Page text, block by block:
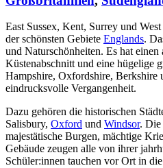
East Sussex, Kent, Surrey und
der schönsten Gebiete Englands.
und Naturschönheiten. Es hat einen
Küstenabschnitt und eine hügelige
Hampshire, Oxfordshire, Berkshire
eindrucksvolle Vergangenheit.
Dazu gehören die historischen
Salisbury, Oxford und Windsor. Die
majestätische Burgen, mächtige
Gebäude zeugen alle von ihrer
Schüler:innen tauchen vor Ort in